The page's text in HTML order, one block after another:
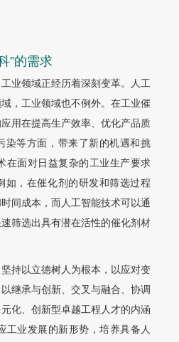
”的需求
业领域正经历着深刻变革。人工
，工业领域也不例外。在工业催
用在提高生产效率、优化产品质
染等方面，带来了新的机遇和挑
在面对日益复杂的工业生产要求
如，在催化剂的研发和筛选过程
间成本，而人工智能技术可以通
筛选出具有潜在活性的催化剂材
持以立德树人为根本，以应对变
继承与创新、交叉与融合、协调
化、创新型卓越工程人才的内涵
工业发展的新形势，培养具备人